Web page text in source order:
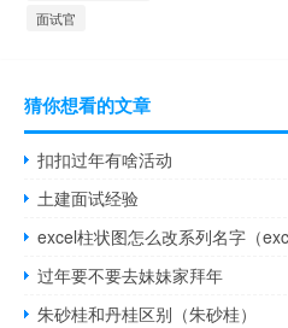
面试官
猜你想看的文章
扣扣过年有啥活动
土建面试经验
excel柱状图怎么改系列名字（
过年要不要去妹妹家拜年
朱砂桂和丹桂区别（朱砂桂）